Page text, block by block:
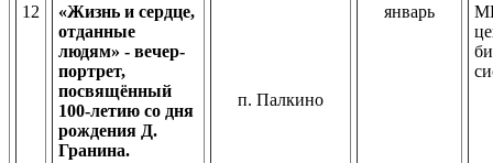
12
«Жизнь и сердце,
отданные
людям» - вечер-
портрет,
посвящённый
100-летию со дня
рождения Д.
Гранина.
п. Палкино
январь